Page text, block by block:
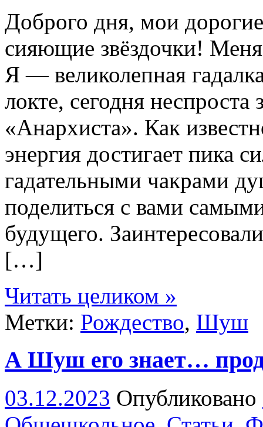
Доброго дня, мои
сияющие звёздочки!
Я — великолепная
локте, сегодня неспроста
«Анархиста». Как
энергия достигает пика
гадательными чакрами
поделиться с вами
будущего.
[…]
Читать целиком »
Метки: Рождество, Шуш
А Шуш его знает…
03.12.2023 Опубликовано